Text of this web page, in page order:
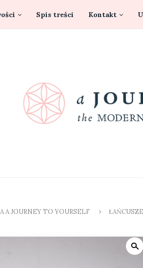
Spis treści Kontakt
A JOURNEY TO YOURSELF